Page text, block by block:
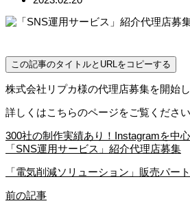
この記事のタイトルとURLをコピーする
株式会社リプカ様の代理店募集を開始し
詳しくはこちらのページをご覧ください
300社の制作実績あり！Instagramを中
「SNS運用サービス」紹介代理店募集
「電気削減ソリューション」販売パー
前の記事